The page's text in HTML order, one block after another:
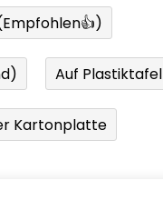
Auf Plastiktafel
Kartonplatte